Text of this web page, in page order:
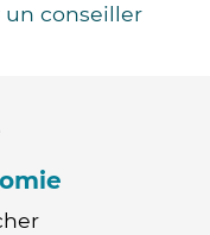
conseiller